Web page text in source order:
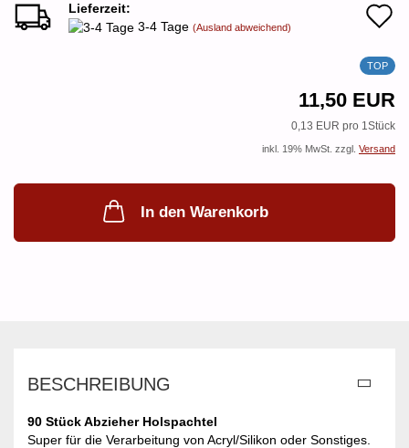
Lieferzeit:
3-4 Tage (Ausland abweichend)
TOP
11,50 EUR
0,13 EUR pro 1Stück
inkl. 19% MwSt. zzgl. Versand
In den Warenkorb
BESCHREIBUNG
90 Stück Abzieher Holspachtel
Super für die Verarbeitung von Acryl/Silikon oder Sonstiges.